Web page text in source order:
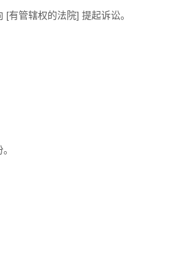
有管辖权的法院] 提起诉讼。